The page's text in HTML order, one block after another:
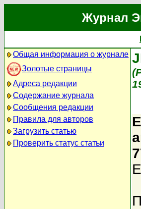
Журнал
Общая информация о журнале
Золотые страницы
Адреса редакции
Содержание журнала
Сообщения редакции
Правила для авторов
Загрузить статью
Проверить статус статьи